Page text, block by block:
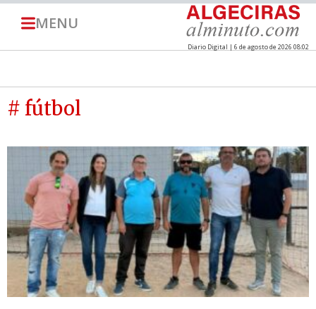
MENU
Diario Digital | 6 de agosto de 2026 08:02
# fútbol